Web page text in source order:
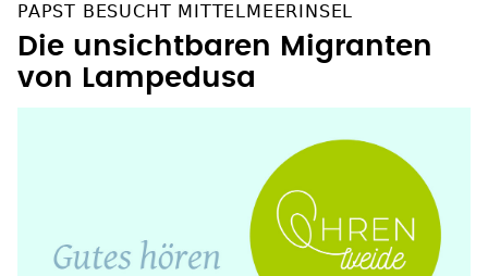
PAPST BESUCHT MITTELMEERINSEL
Die unsichtbaren Migranten
von Lampedusa